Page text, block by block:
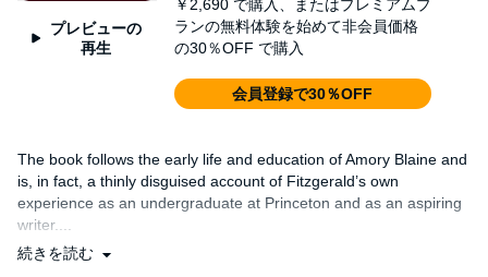
プレビューの
再生
￥2,690 で購入、またはプレミアムプ
ランの無料体験を始めて非会員価格
の30％OFF で購入
会員登録で30％OFF
The book follows the early life and education of Amory Blaine and
is, in fact, a thinly disguised account of Fitzgerald’s own
experience as an undergraduate at Princeton and as an aspiring
writer....
続きを読む